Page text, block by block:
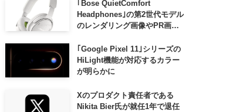
｢Bose QuietComfort
Headphones｣の第2世代モデル
のレンダリング画像やPR画像
｢Google Pixel 11｣シリーズの
HiLight機能が対応するカラー
が明らかに
Xのプロダクト責任者である
Nikita Bier氏が就任1年で退任